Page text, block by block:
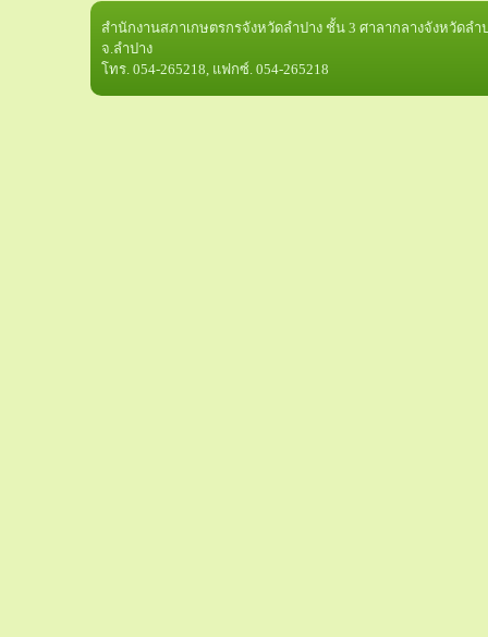
สำนักงานสภาเกษตรกรจังหวัดลำปาง ชั้น 3 ศาลากลางจังหวัดลำ
จ.ลำปาง
โทร. 054-265218, แฟกซ์. 054-265218